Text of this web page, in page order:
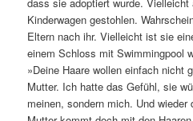
dass sie adoptiert wurde.
Kinderwagen gestohlen.
Eltern nach ihr. Vielleicht ist sie
einem Schloss mit Swimmingpool
»Deine Haare wollen einfach nicht
Mutter. Ich hatte das Gefühl, sie
meinen, sondern mich. Und